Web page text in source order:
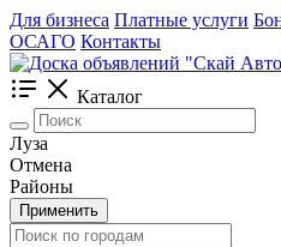
Для бизнеса Платные услуги
ОСАГО Контакты
Каталог
Луза
Отмена
Районы
Применить